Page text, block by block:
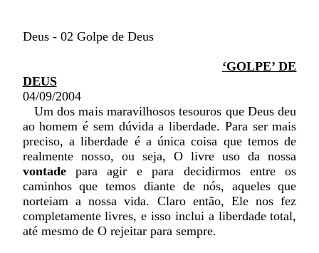
Deus - 02 Golpe de Deus
‘GOLPE’ DE
DEUS
04/09/2004
Um dos mais maravilhosos tesouros que Deus deu
ao homem é sem dúvida a liberdade. Para ser mais
preciso, a liberdade é a única coisa que temos de
realmente nosso, ou seja, O livre uso da nossa
vontadepara agir e para decidirmos entre os
caminhos que temos diante de nós, aqueles que
norteiam a nossa vida. Claro então, Ele nos fez
completamente livres, e isso inclui a liberdade total,
até mesmo de O rejeitar para sempre.